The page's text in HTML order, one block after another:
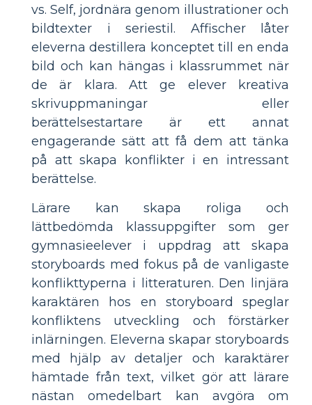
vs. Self, jordnära genom illustrationer och
bildtexter i seriestil. Affischer låter
eleverna destillera konceptet till en enda
bild och kan hängas i klassrummet när
de är klara. Att ge elever kreativa
skrivuppmaningar eller
berättelsestartare är ett annat
engagerande sätt att få dem att tänka
på att skapa konflikter i en intressant
berättelse.
Lärare kan skapa roliga och
lättbedömda klassuppgifter som ger
gymnasieelever i uppdrag att skapa
storyboards med fokus på de vanligaste
konflikttyperna i litteraturen. Den linjära
karaktären hos en storyboard speglar
konfliktens utveckling och förstärker
inlärningen. Eleverna skapar storyboards
med hjälp av detaljer och karaktärer
hämtade från text, vilket gör att lärare
nästan omedelbart kan avgöra om